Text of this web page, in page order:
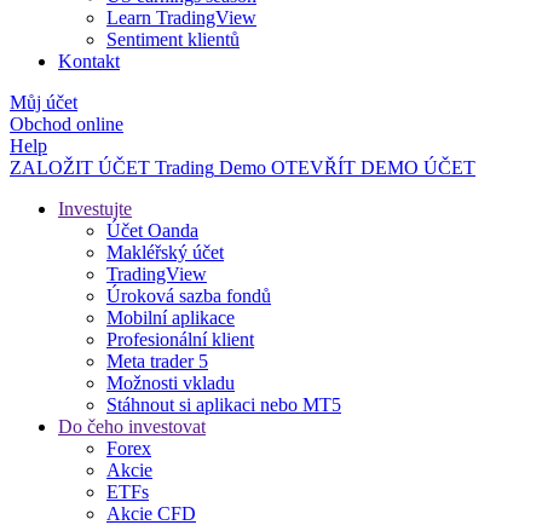
Learn TradingView
Sentiment klientů
Kontakt
Můj účet
Obchod online
Help
ZALOŽIT ÚČET Trading Demo OTEVŘÍT DEMO ÚČET
Investujte
Účet Oanda
Makléřský účet
TradingView
Úroková sazba fondů
Mobilní aplikace
Profesionální klient
Meta trader 5
Možnosti vkladu
Stáhnout si aplikaci nebo MT5
Do čeho investovat
Forex
Akcie
ETFs
Akcie CFD